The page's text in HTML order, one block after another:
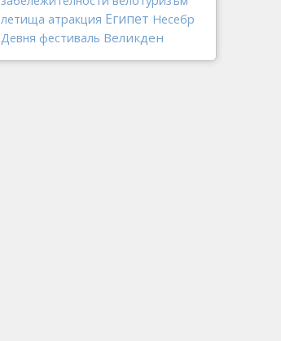
летища атракция Египет Несебр
Девня фестиваль Великден